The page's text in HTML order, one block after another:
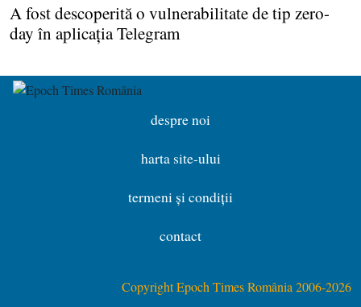
A fost descoperită o vulnerabilitate de tip zero-
day în aplicaţia Telegram
despre noi
harta site-ului
termeni și condiții
contact
Copyright Epoch Times România 2006-2026